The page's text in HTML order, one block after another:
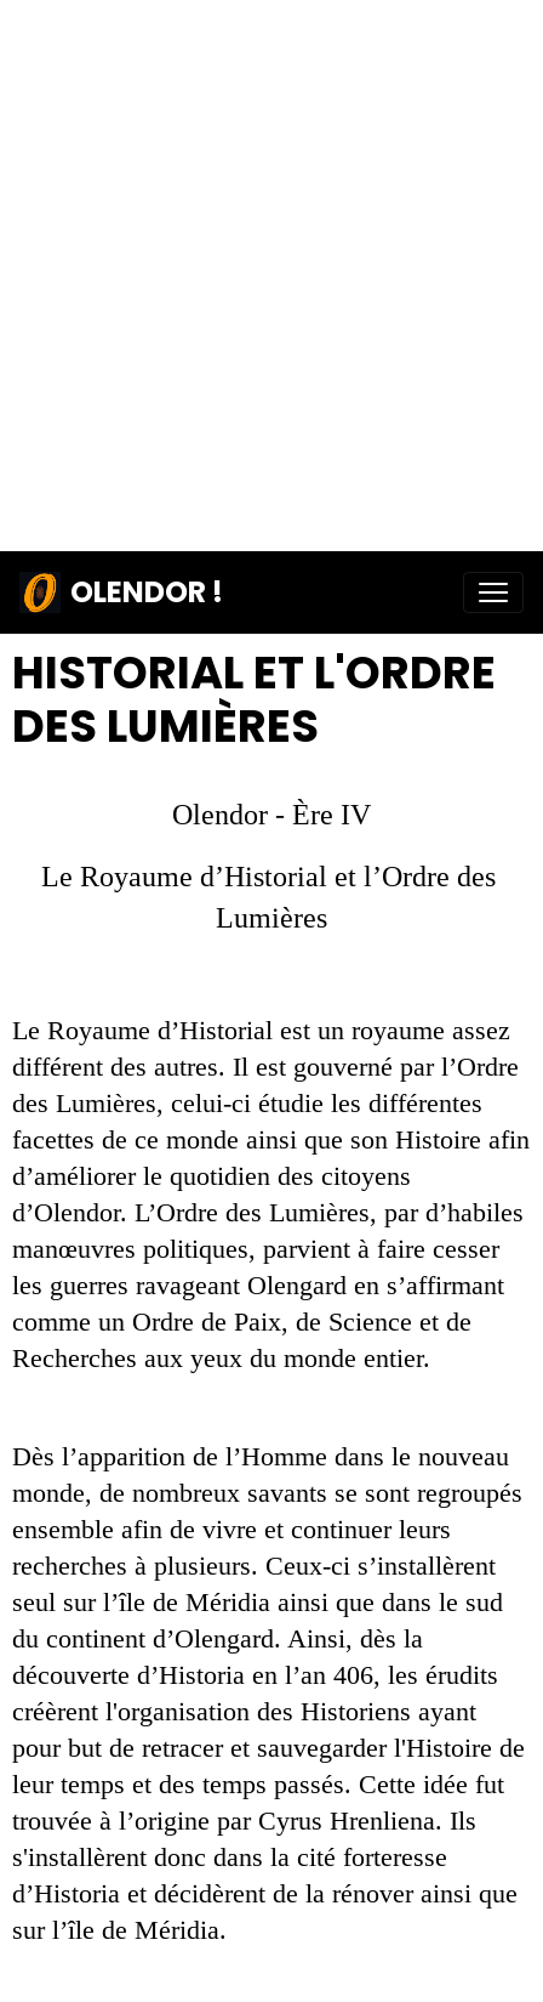
OLENDOR !
HISTORIAL ET L'ORDRE
DES LUMIÈRES
Olendor - Ère IV
Le Royaume d’Historial et l’Ordre des
Lumières
Le Royaume d’Historial est un royaume assez
différent des autres. Il est gouverné par l’Ordre
des Lumières, celui-ci étudie les différentes
facettes de ce monde ainsi que son Histoire afin
d’améliorer le quotidien des citoyens
d’Olendor. L’Ordre des Lumières, par d’habiles
manœuvres politiques, parvient à faire cesser
les guerres ravageant Olengard en s’affirmant
comme un Ordre de Paix, de Science et de
Recherches aux yeux du monde entier.
Dès l’apparition de l’Homme dans le nouveau
monde, de nombreux savants se sont regroupés
ensemble afin de vivre et continuer leurs
recherches à plusieurs. Ceux-ci s’installèrent
seul sur l’île de Méridia ainsi que dans le sud
du continent d’Olengard. Ainsi, dès la
découverte d’Historia en l’an 406, les érudits
créèrent l'organisation des Historiens ayant
pour but de retracer et sauvegarder l'Histoire de
leur temps et des temps passés. Cette idée fut
trouvée à l’origine par Cyrus Hrenliena. Ils
s'installèrent donc dans la cité forteresse
d’Historia et décidèrent de la rénover ainsi que
sur l’île de Méridia.